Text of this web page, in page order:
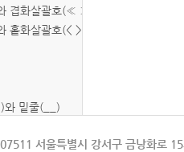
와 겹화살괄호(≪ ≫)
홑화살괄호(< >)
와 밑줄(__)
서울특별시 강서구 금낭화로